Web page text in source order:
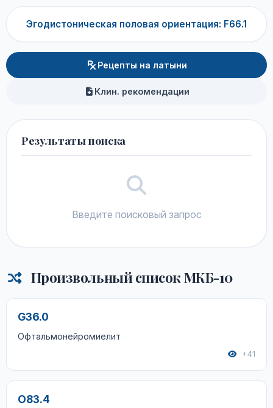
Эгодистоническая половая ориентация: F66.1
Рецепты на латыни
Клин. рекомендации
Результаты поиска
Введите поисковый запрос
Произвольный список МКБ-10
G36.0
Офтальмонейромиелит
+41
O83.4